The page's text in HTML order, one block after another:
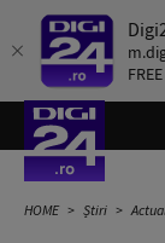
HOME Știri